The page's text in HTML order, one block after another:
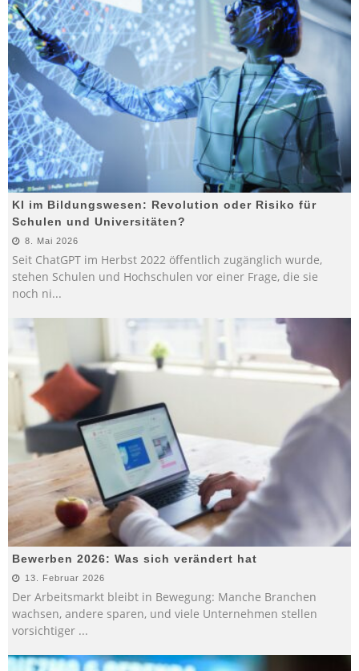
KI im Bildungswesen: Revolution oder Risiko für
Schulen und Universitäten?
8. Mai 2026
Seit ChatGPT im Herbst 2022 öffentlich zugänglich wurde,
stehen Schulen und Hochschulen vor einer Frage, die sie
noch ni...
Bewerben 2026: Was sich verändert hat
13. Februar 2026
Der Arbeitsmarkt bleibt in Bewegung: Manche Branchen
wachsen, andere sparen, und viele Unternehmen stellen
vorsichtiger ...